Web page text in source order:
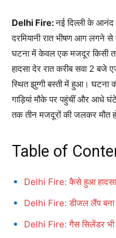
Delhi Fire:नई दिल्ली के आनंद
दरमियानी रात भीषण आग लगने से
घटना में केवल एक मजदूर किसी
हादसा देर रात करीब सवा 2 बजे
स्थित झुग्गी बस्ती में हुआ। घटना
गाड़ियां मौके पर पहुंचीं और आधे
तक तीन मजदूरों की जलकर मौत
Table of
Delhi Fire: कैसे हुआ
Delhi Fire: डीजल लैंप बना
Delhi Fire: गैस सिलेंडर भी